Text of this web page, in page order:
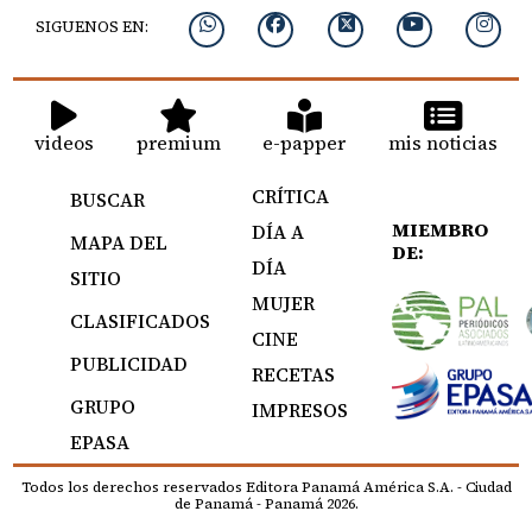
SIGUENOS EN:
videos premium e-papper mis noticias
BUSCAR
MAPA DEL
SITIO
CLASIFICADOS
PUBLICIDAD
GRUPO
EPASA
CRÍTICA
DÍA A
DÍA
MUJER
CINE
RECETAS
IMPRESOS
MIEMBRO
DE:
Todos los derechos reservados Editora Panamá América S.A. - Ciudad
de Panamá - Panamá 2026.